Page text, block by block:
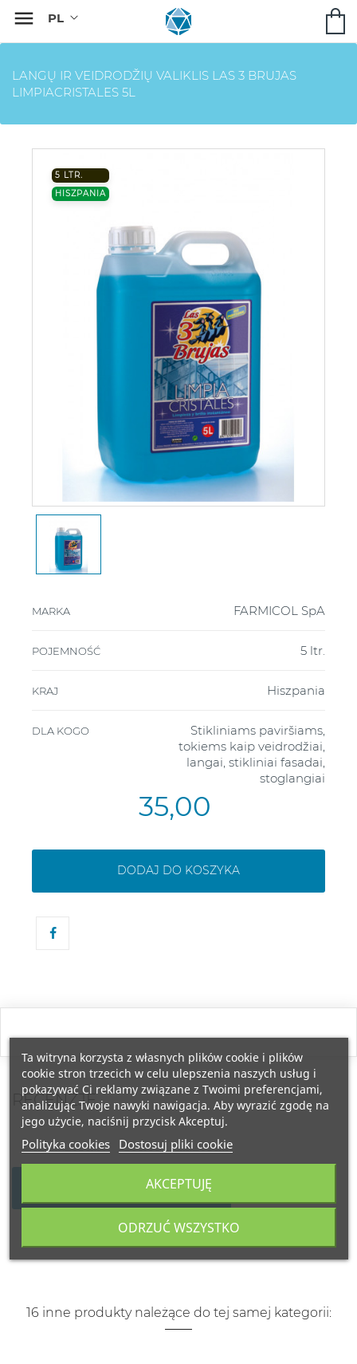

LANGŲ IR VEIDRODŽIŲ VALIKLIS LAS 3 BRUJAS
LIMPIACRISTALES 5L
5 LTR.
HISZPANIA
MARKA FARMICOL SpA
POJEMNOŚĆ 5 ltr.
KRAJ Hiszpania
DLA KOGO
Stikliniams paviršiams,
tokiems kaip veidrodžiai,
langai, stikliniai fasadai,
stoglangiai
35,00
DODAJ DO KOSZYKA
RECENZJE
NAPISZ SWOJĄ RECENZJĘ
16 inne produkty należące do tej samej kategorii:
Ta witryna korzysta z własnych plików cookie i plików
cookie stron trzecich w celu ulepszenia naszych usług i
pokazywać Ci reklamy związane z Twoimi preferencjami,
analizując Twoje nawyki nawigacja. Aby wyrazić zgodę na
jego użycie, naciśnij przycisk Akceptuj.
Polityka cookies Dostosuj pliki cookie
ODRZUĆ WSZYSTKO
AKCEPTUJĘ